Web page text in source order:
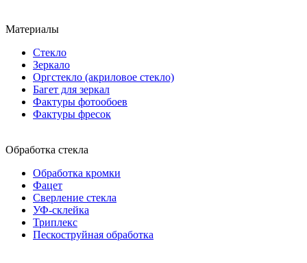
Материалы
Стекло
Зеркало
Оргстекло (акриловое стекло)
Багет для зеркал
Фактуры фотообоев
Фактуры фресок
Обработка стекла
Обработка кромки
Фацет
Сверление стекла
УФ-склейка
Триплекс
Пескоструйная обработка